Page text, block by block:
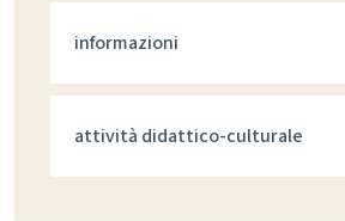
informazioni
attività didattico-culturale